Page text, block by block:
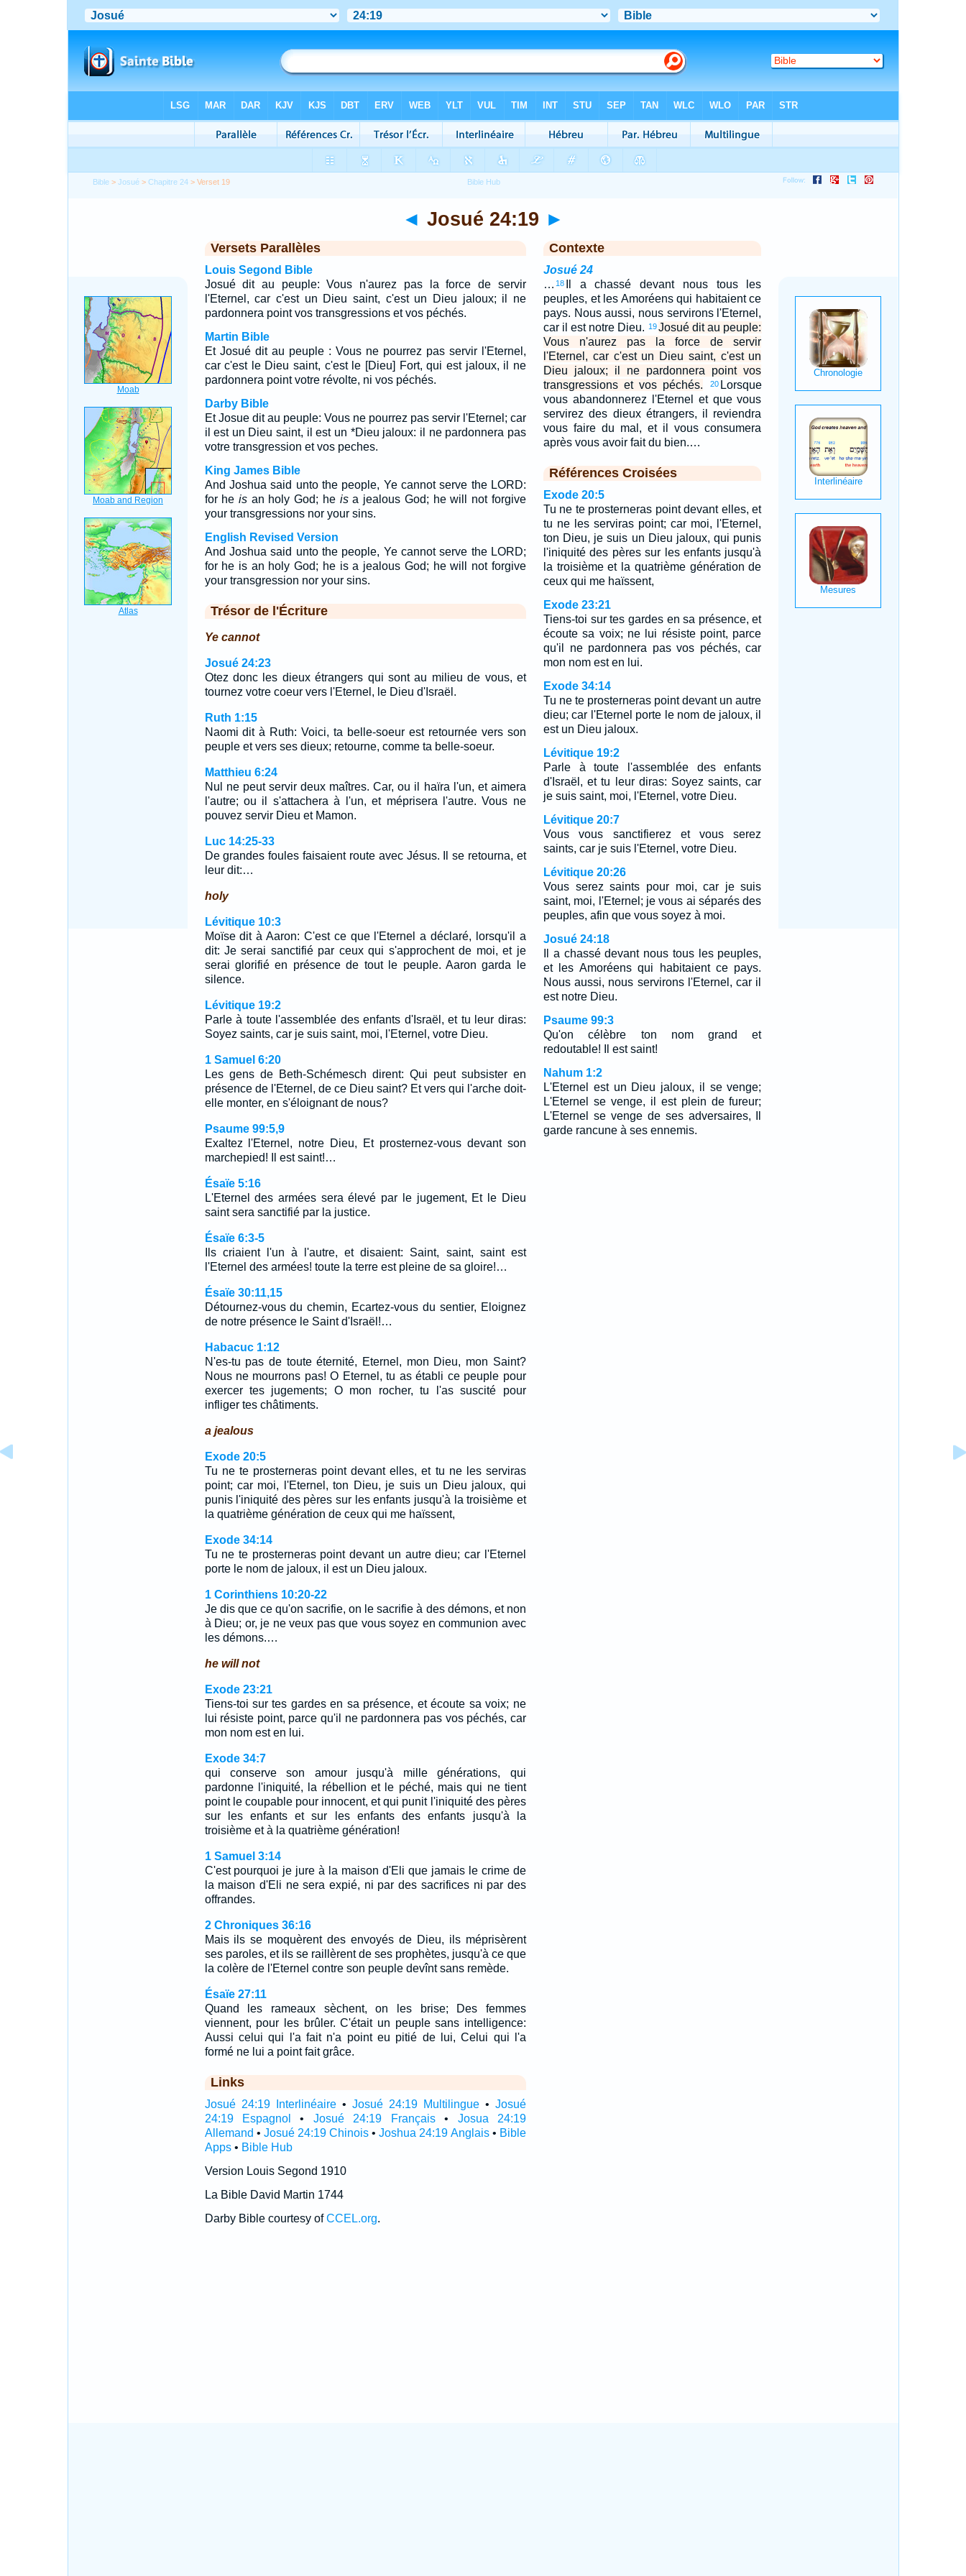
Bible >Josué >Chapitre 24 > Verset 19
◄ Josué 24:19 ►
Versets Parallèles
Louis Segond Bible
Josué dit au peuple: Vous n'aurez pas la force de servir
l'Eternel, car c'est un Dieu saint, c'est un Dieu jaloux; il ne
pardonnera point vos transgressions et vos péchés.
Martin Bible
Et Josué dit au peuple : Vous ne pourrez pas servir l'Eternel,
car c'est le Dieu saint, c'est le [Dieu] Fort, qui est jaloux, il ne
pardonnera point votre révolte, ni vos péchés.
Darby Bible
Et Josue dit au peuple: Vous ne pourrez pas servir l'Eternel; car
il est un Dieu saint, il est un *Dieu jaloux: il ne pardonnera pas
votre transgression et vos peches.
King James Bible
And Joshua said unto the people, Ye cannot serve the LORD:
for he is an holy God; he isa jealous God; he will not forgive
your transgressions nor your sins.
English Revised Version
And Joshua said unto the people, Ye cannot serve the LORD;
for he is an holy God; he is a jealous God; he will not forgive
your transgression nor your sins.
Trésor de l'Écriture
Ye cannot
Josué 24:23
Otez donc les dieux étrangers qui sont au milieu de vous, et
tournez votre coeur vers l'Eternel, le Dieu d'Israël.
Ruth 1:15
Naomi dit à Ruth: Voici, ta belle-soeur est retournée vers son
peuple et vers ses dieux; retourne, comme ta belle-soeur.
Matthieu 6:24
Nul ne peut servir deux maîtres. Car, ou il haïra l'un, et aimera
l'autre; ou il s'attachera à l'un, et méprisera l'autre. Vous ne
pouvez servir Dieu et Mamon.
Luc 14:25-33
De grandes foules faisaient route avec Jésus. Il se retourna, et
leur dit:…
holy
Lévitique 10:3
Moïse dit à Aaron: C'est ce que l'Eternel a déclaré, lorsqu'il a
dit: Je serai sanctifié par ceux qui s'approchent de moi, et je
serai glorifié en présence de tout le peuple. Aaron garda le
silence.
Lévitique 19:2
Parle à toute l'assemblée des enfants d'Israël, et tu leur diras:
Soyez saints, car je suis saint, moi, l'Eternel, votre Dieu.
1 Samuel 6:20
Les gens de Beth-Schémesch dirent: Qui peut subsister en
présence de l'Eternel, de ce Dieu saint? Et vers qui l'arche doit-
elle monter, en s'éloignant de nous?
Psaume 99:5,9
Exaltez l'Eternel, notre Dieu, Et prosternez-vous devant son
marchepied! Il est saint!…
Ésaïe 5:16
L'Eternel des armées sera élevé par le jugement, Et le Dieu
saint sera sanctifié par la justice.
Ésaïe 6:3-5
Ils criaient l'un à l'autre, et disaient: Saint, saint, saint est
l'Eternel des armées! toute la terre est pleine de sa gloire!…
Ésaïe 30:11,15
Détournez-vous du chemin, Ecartez-vous du sentier, Eloignez
de notre présence le Saint d'Israël!…
Habacuc 1:12
N'es-tu pas de toute éternité, Eternel, mon Dieu, mon Saint?
Nous ne mourrons pas! O Eternel, tu as établi ce peuple pour
exercer tes jugements; O mon rocher, tu l'as suscité pour
infliger tes châtiments.
a jealous
Exode 20:5
Tu ne te prosterneras point devant elles, et tu ne les serviras
point; car moi, l'Eternel, ton Dieu, je suis un Dieu jaloux, qui
punis l'iniquité des pères sur les enfants jusqu'à la troisième et
la quatrième génération de ceux qui me haïssent,
Exode 34:14
Tu ne te prosterneras point devant un autre dieu; car l'Eternel
porte le nom de jaloux, il est un Dieu jaloux.
1 Corinthiens 10:20-22
Je dis que ce qu'on sacrifie, on le sacrifie à des démons, et non
à Dieu; or, je ne veux pas que vous soyez en communion avec
les démons.…
he will not
Exode 23:21
Tiens-toi sur tes gardes en sa présence, et écoute sa voix; ne
lui résiste point, parce qu'il ne pardonnera pas vos péchés, car
mon nom est en lui.
Exode 34:7
qui conserve son amour jusqu'à mille générations, qui
pardonne l'iniquité, la rébellion et le péché, mais qui ne tient
point le coupable pour innocent, et qui punit l'iniquité des pères
sur les enfants et sur les enfants des enfants jusqu'à la
troisième et à la quatrième génération!
1 Samuel 3:14
C'est pourquoi je jure à la maison d'Eli que jamais le crime de
la maison d'Eli ne sera expié, ni par des sacrifices ni par des
offrandes.
2 Chroniques 36:16
Mais ils se moquèrent des envoyés de Dieu, ils méprisèrent
ses paroles, et ils se raillèrent de ses prophètes, jusqu'à ce que
la colère de l'Eternel contre son peuple devînt sans remède.
Ésaïe 27:11
Quand les rameaux sèchent, on les brise; Des femmes
viennent, pour les brûler. C'était un peuple sans intelligence:
Aussi celui qui l'a fait n'a point eu pitié de lui, Celui qui l'a
formé ne lui a point fait grâce.
Links
Josué 24:19 Interlinéaire• Josué 24:19 Multilingue• Josué
24:19 Espagnol
• Josué 24:19 Français• Josua 24:19
Allemand • Josué 24:19 Chinois •Joshua 24:19 Anglais• Bible
Apps• Bible Hub
Version Louis Segond 1910
La Bible David Martin 1744
Darby Bible courtesy ofCCEL.org.
Contexte
Josué 24
… 18
Il a chassé devant nous tous les
peuples, et les Amoréens qui habitaient ce
pays. Nous aussi, nous servirons l'Eternel,
car il est notre Dieu. 19Josué dit au peuple:
Vous n'aurez pas la force de servir
l'Eternel, car c'est un Dieu saint, c'est un
Dieu jaloux; il ne pardonnera point vos
transgressions et vos péchés.
20 Lorsque
vous abandonnerez l'Eternel et que vous
servirez des dieux étrangers, il reviendra
vous faire du mal, et il vous consumera
après vous avoir fait du bien.…
Références Croisées
Exode 20:5
Tu ne te prosterneras point devant elles, et
tu ne les serviras point; car moi, l'Eternel,
ton Dieu, je suis un Dieu jaloux, qui punis
l'iniquité des pères sur les enfants jusqu'à
la troisième et la quatrième génération de
ceux qui me haïssent,
Exode 23:21
Tiens-toi sur tes gardes en sa présence, et
écoute sa voix; ne lui résiste point, parce
qu'il ne pardonnera pas vos péchés, car
mon nom est en lui.
Exode 34:14
Tu ne te prosterneras point devant un autre
dieu; car l'Eternel porte le nom de jaloux, il
est un Dieu jaloux.
Lévitique 19:2
Parle à toute l'assemblée des enfants
d'Israël, et tu leur diras: Soyez saints, car
je suis saint, moi, l'Eternel, votre Dieu.
Lévitique 20:7
Vous vous sanctifierez et vous serez
saints, car je suis l'Eternel, votre Dieu.
Lévitique 20:26
Vous serez saints pour moi, car je suis
saint, moi, l'Eternel; je vous ai séparés des
peuples, afin que vous soyez à moi.
Josué 24:18
Il a chassé devant nous tous les peuples,
et les Amoréens qui habitaient ce pays.
Nous aussi, nous servirons l'Eternel, car il
est notre Dieu.
Psaume 99:3
Qu'on célèbre ton nom grand et
redoutable! Il est saint!
Nahum 1:2
L'Eternel est un Dieu jaloux, il se venge;
L'Eternel se venge, il est plein de fureur;
L'Eternel se venge de ses adversaires, Il
garde rancune à ses ennemis.